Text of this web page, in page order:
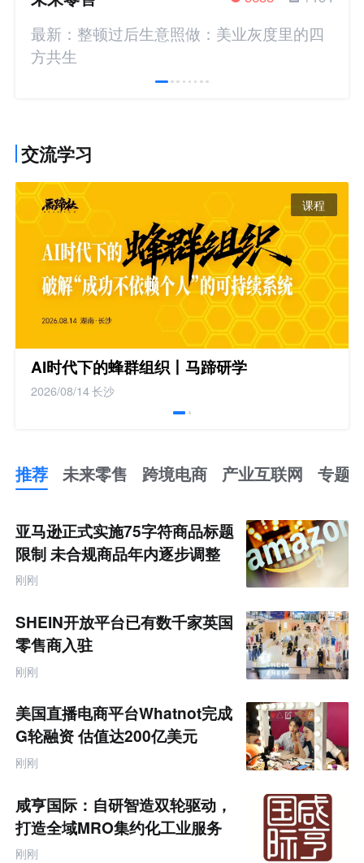
最新：整顿过后生意照做：美业灰度里的四
方共生
交流学习
课程
AI时代下的蜂群组织丨马蹄研学
2026/08/14长沙
推荐 未来零售 跨境电商 产业互联网 专题
未
来
零
售
跨
境
产
业
互
联
网
题
亚马逊正式实施75字符商品标题
限制 未合规商品年内逐步调整
刚刚
SHEIN开放平台已有数千家英国
零售商入驻
刚刚
美国直播电商平台Whatnot完成
G轮融资 估值达200亿美元
刚刚
咸亨国际：自研智造双轮驱动，
打造全域MRO集约化工业服务
商
刚刚